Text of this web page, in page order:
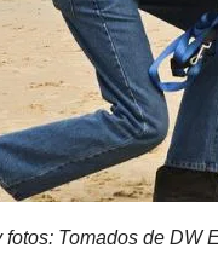
fotos: Tomados de DW